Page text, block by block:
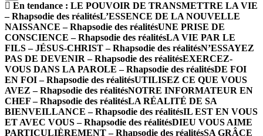
En tendance : LE POUVOIR DE TRANSMETTRE LA VIE
– Rhapsodie des réalitésL’ESSENCE DE LA NOUVELLE
NAISSANCE – Rhapsodie des réalitésUNE PRISE DE
CONSCIENCE – Rhapsodie des réalitésLA VIE PAR LE
FILS – JÉSUS-CHRIST – Rhapsodie des réalitésN’ESSAYEZ
PAS DE DEVENIR – Rhapsodie des réalitésEXERCEZ-
VOUS DANS LA PAROLE – Rhapsodie des réalitésDE FOI
EN FOI – Rhapsodie des réalitésUTILISEZ CE QUE VOUS
AVEZ – Rhapsodie des réalitésNOTRE INFORMATEUR EN
CHEF – Rhapsodie des réalitésLA RÉALITÉ DE SA
BIENVEILLANCE – Rhapsodie des réalitésIL EST EN VOUS
ET AVEC VOUS – Rhapsodie des réalitésDIEU VOUS AIME
PARTICULIÈREMENT – Rhapsodie des réalitésSA GRÂCE